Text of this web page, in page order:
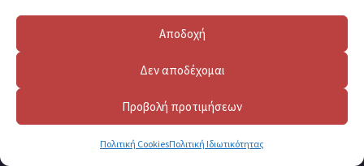
Αποδοχή
Δεν αποδέχομαι
Προβολή προτιμήσεων
Πολιτική CookiesΠολιτική Ιδιωτικότητας